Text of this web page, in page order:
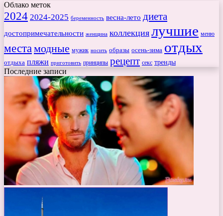
Облако меток
2024 2024-2025 беременность весна-лето диета
достопримечательности женщина коллекция лучшие меню
места модные мужик носить образы осень-зима отдых
отдыха пляжи приготовить принципы рецепт секс тренды
Последние записи